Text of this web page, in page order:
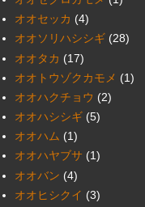
オオセッカ (4)
オオソリハシシギ (28)
オオタカ (17)
オオトウゾクカモメ (1)
オオハクチョウ (2)
オオハシシギ (5)
オオハム (1)
オオハヤブサ (1)
オオバン (4)
オオヒシクイ (3)